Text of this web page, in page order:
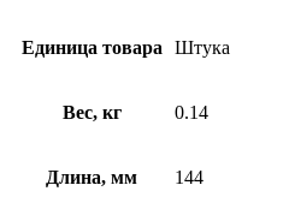
Единица товара Штука
Вес, кг 0.14
Длина, мм 144